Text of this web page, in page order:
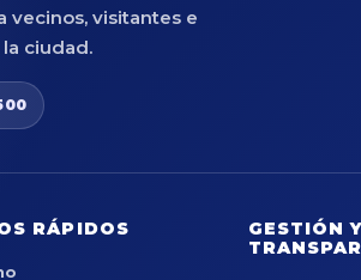
vecinos, visitantes e
ciudad.
RÁPIDOS
GESTIÓN Y